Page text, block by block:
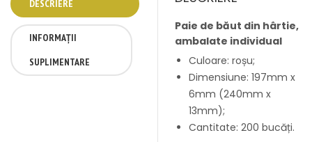
DESCRIERE
INFORMAȚII
SUPLIMENTARE
Paie de băut din hârtie,
ambalate individual
Culoare: roșu;
Dimensiune: 197mm x
6mm (240mm x
13mm);
Cantitate: 200 bucăți.